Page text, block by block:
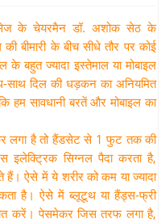
के चेयरमैन डॉ. अशोक सेठ के
बीमारी के बीच सीधे तौर पर कोई
बहुत ज्यादा इस्तेमाल या मोबाइल
दिल की धड़कन का अनियमित
हम सावधानी बरतें और मोबाइल का
लगा है तो हैंडसेट से 1 फुट तक की
इलेक्ट्रिक सिग्नल पैदा करता है,
ऐसे में ये शरीर को कम या ज्यादा
है। ऐसे में ब्लूटूथ या हैंड्स-फ्री
करें। पेसमेकर जिस तरफ लगा है,